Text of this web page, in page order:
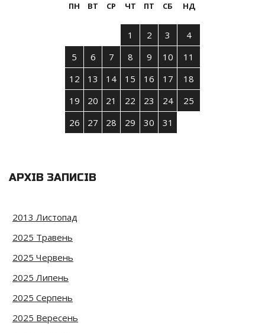
ПН ВТ СР ЧТ ПТ СБ НД
1 2 3
4
5
6 7 8 9 10
11
12
13 14 15 16 17
18
19
20 21 22 23 24
25
26
27 28 29 30 31
АРХІВ ЗАПИСІВ
2013 Листопад
2025 Травень
2025 Червень
2025 Липень
2025 Серпень
2025 Вересень